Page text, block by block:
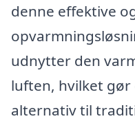
denne effektive
udnytter den
luften, hvilket
alternativ til